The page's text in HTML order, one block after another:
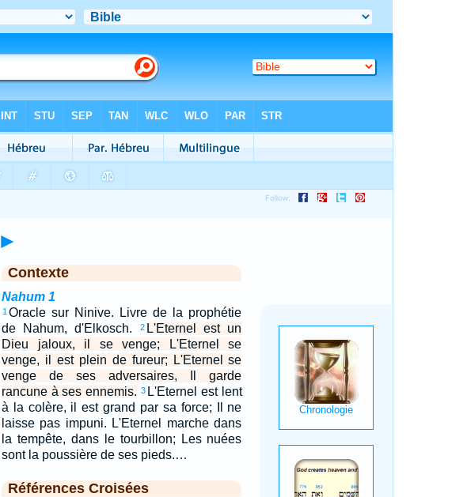
►
Contexte
Nahum 1
1 Oracle sur Ninive. Livre de la prophétie
de Nahum, d'Elkosch.
2 L'Eternel est un
Dieu jaloux, il se venge; L'Eternel se
venge, il est plein de fureur; L'Eternel se
venge de ses adversaires, Il garde
rancune à ses ennemis. 3 L'Eternel est lent
à la colère, il est grand par sa force; Il ne
laisse pas impuni. L'Eternel marche dans
la tempête, dans le tourbillon; Les nuées
sont la poussière de ses pieds.…
Références Croisées